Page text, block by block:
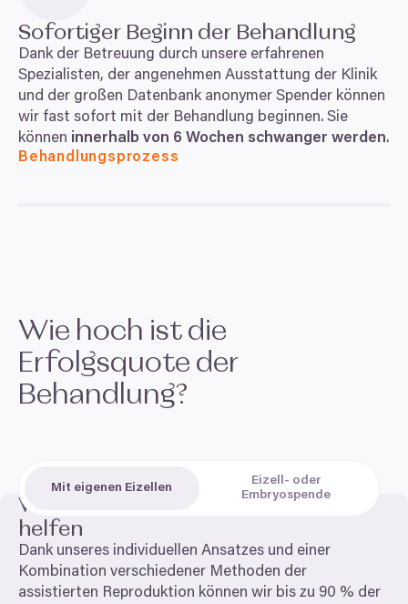
Sofortiger Beginn der Behandlung
Dank der Betreuung durch unsere erfahrenen
Spezialisten, der angenehmen Ausstattung der Klinik
und der großen Datenbank anonymer Spender können
wir fast sofort mit der Behandlung beginnen. Sie
können innerhalb von 6 Wochen schwanger werden.
Behandlungsprozess
Wie hoch ist die
Erfolgsquote der
Behandlung?
Mit eigenen Eizellen
Eizell- oder
Embryospende
Wir können bis zu
% der Paare
helfen
Dank unseres individuellen Ansatzes und einer
Kombination verschiedener Methoden der
assistierten Reproduktion können wir bis zu 90 % der